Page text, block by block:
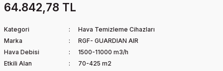
64.842,78 TL
Kategori
Hava Temizleme Cihazları
Marka
RGF- GUARDIAN AIR
Hava Debisi
1500-11000 m3/h
Etkili Alan
70-425 m2